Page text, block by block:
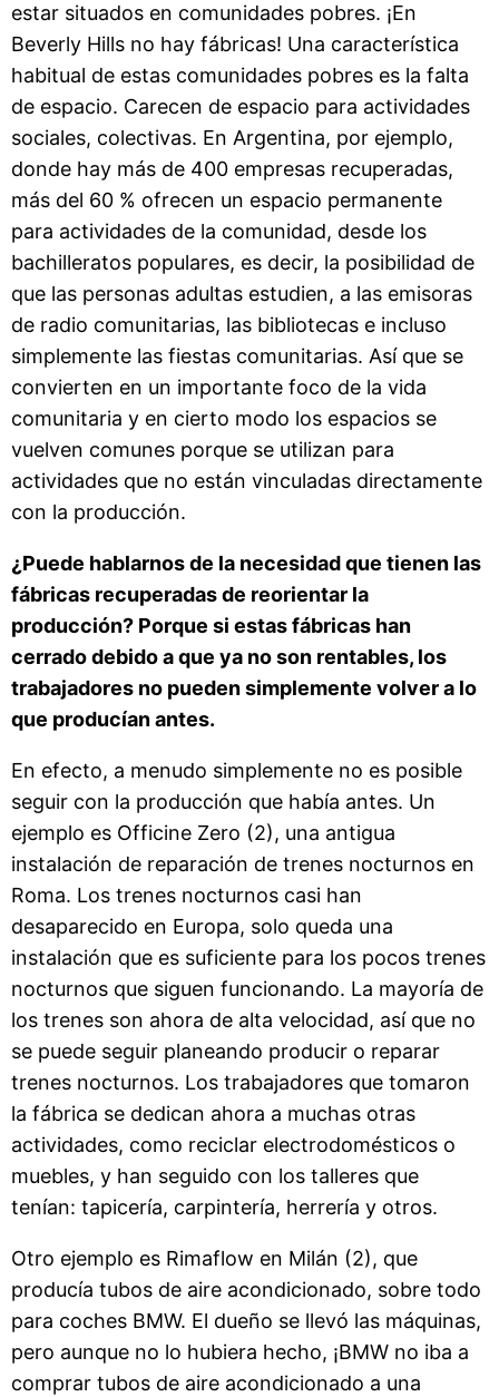
estar situados en comunidades pobres. ¡En
Beverly Hills no hay fábricas! Una característica
habitual de estas comunidades pobres es la falta
de espacio. Carecen de espacio para actividades
sociales, colectivas. En Argentina, por ejemplo,
donde hay más de 400 empresas recuperadas,
más del 60 % ofrecen un espacio permanente
para actividades de la comunidad, desde los
bachilleratos populares, es decir, la posibilidad de
que las personas adultas estudien, a las emisoras
de radio comunitarias, las bibliotecas e incluso
simplemente las fiestas comunitarias. Así que se
convierten en un importante foco de la vida
comunitaria y en cierto modo los espacios se
vuelven comunes porque se utilizan para
actividades que no están vinculadas directamente
con la producción.
¿Puede hablarnos de la necesidad que tienen las
fábricas recuperadas de reorientar la
producción? Porque si estas fábricas han
cerrado debido a que ya no son rentables, los
trabajadores no pueden simplemente volver a lo
que producían antes.
En efecto, a menudo simplemente no es posible
seguir con la producción que había antes. Un
ejemplo es Officine Zero (2), una antigua
instalación de reparación de trenes nocturnos en
Roma. Los trenes nocturnos casi han
desaparecido en Europa, solo queda una
instalación que es suficiente para los pocos trenes
nocturnos que siguen funcionando. La mayoría de
los trenes son ahora de alta velocidad, así que no
se puede seguir planeando producir o reparar
trenes nocturnos. Los trabajadores que tomaron
la fábrica se dedican ahora a muchas otras
actividades, como reciclar electrodomésticos o
muebles, y han seguido con los talleres que
tenían: tapicería, carpintería, herrería y otros.
Otro ejemplo es Rimaflow en Milán (2), que
producía tubos de aire acondicionado, sobre todo
para coches BMW. El dueño se llevó las máquinas,
pero aunque no lo hubiera hecho, ¡BMW no iba a
comprar tubos de aire acondicionado a una